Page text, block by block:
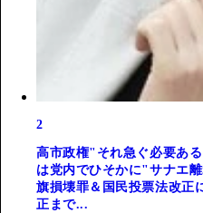
2
高市政権"それ急ぐ必要あ
は党内でひそかに"サナエ
旗損壊罪＆国民投票法改正
正まで...